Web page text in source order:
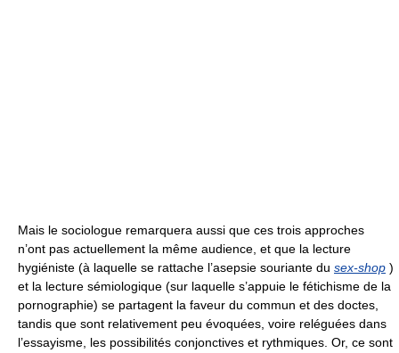
Mais le sociologue remarquera aussi que ces trois approches
n’ont pas actuellement la même audience, et que la lecture
hygiéniste (à laquelle se rattache l’asepsie souriante du sex-shop )
et la lecture sémiologique (sur laquelle s’appuie le fétichisme de la
pornographie) se partagent la faveur du commun et des doctes,
tandis que sont relativement peu évoquées, voire reléguées dans
l’essayisme, les possibilités conjonctives et rythmiques. Or, ce sont